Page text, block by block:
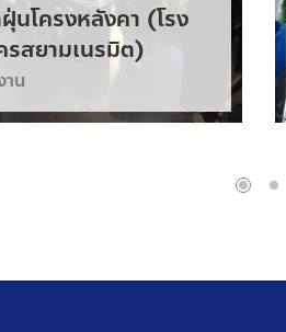
นโครงหลังคา (โรง
รสยามเนรมิต)
น